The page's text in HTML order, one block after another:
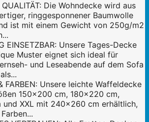
QUALITÄT: Die Wohndecke wird aus
ringgesponnener Baumwolle
ist mit einem Gewicht von 250g/m2
EINSETZBAR: Unsere Tages-Decke
Muster eignet sich ideal für
und Leseabende auf dem Sofa
FARBEN: Unsere leichte Waffeldecke
150x200 cm, 180x220 cm,
XXL mit 240x260 cm erhältlich,